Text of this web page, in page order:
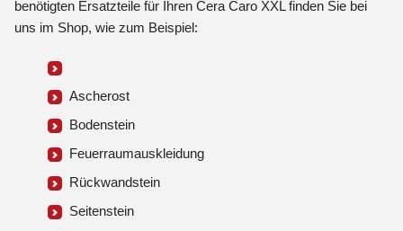
benötigten Ersatzteile für Ihren Cera Caro XXL finden Sie bei
uns im Shop, wie zum Beispiel:
Ascherost
Bodenstein
Feuerraumauskleidung
Rückwandstein
Seitenstein